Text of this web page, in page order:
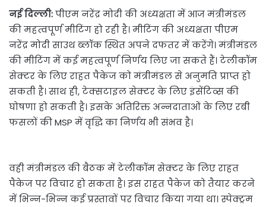
नई दिल्ली:पीएम नरेंद्र मोदी की अध्यक्षता में आज मंत्रीमंडल
की महत्वपूर्ण मीटिंग हो रही है। मीटिंग की अध्यक्षता पीएम
नरेंद्र मोदी साउथ ब्लॉक स्थित अपने दफतर में करेंगे। मंत्रीमंडल
की मीटिंग में कई महत्वपूर्ण निर्णय लिए जा सकते हैं। टेलीकॉम
सेक्टर के लिए राहत पैकेज को मंत्रीमंडल से अनुमति प्राप्त हो
सकती है। साथ ही, टेक्सटाइल सेक्टर के लिए इंसेंटिव्स की
घोषणा हो सकती है। इसके अतिरिक्त अन्नदाताओं के लिए रबी
फसलों की MSP में वृद्धि का निर्णय भी संभव है।
वही मंत्रीमंडल की बैठक में टेलीकॉम सेक्टर के लिए राहत
पैकेज पर विचार हो सकता है। इस राहत पैकेज को तैयार करने
में भिन्न-भिन्न कई प्रस्तावों पर विचार किया गया था। स्पेक्ट्रम